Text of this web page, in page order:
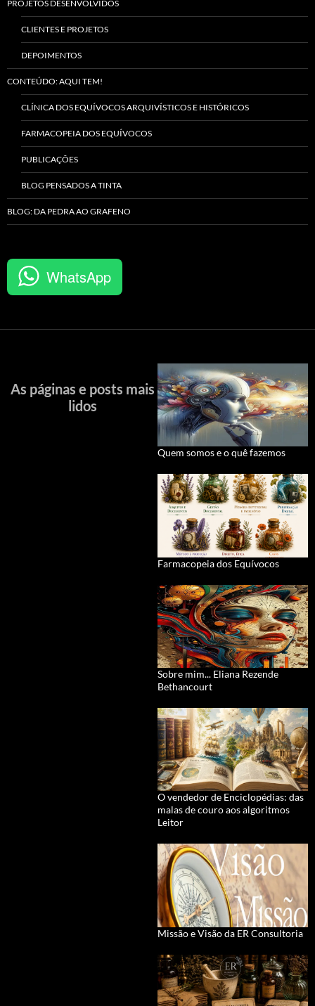
PROJETOS DESENVOLVIDOS
CLIENTES E PROJETOS
DEPOIMENTOS
CONTEÚDO: AQUI TEM!
CLÍNICA DOS EQUÍVOCOS ARQUIVÍSTICOS E HISTÓRICOS
FARMACOPEIA DOS EQUÍVOCOS
PUBLICAÇÕES
BLOG PENSADOS A TINTA
BLOG: DA PEDRA AO GRAFENO
WhatsApp
As páginas e posts mais
lidos
Quem somos e o quê fazemos
Farmacopeia dos Equívocos
Sobre mim... Eliana Rezende
Bethancourt
O vendedor de Enciclopédias: das
malas de couro aos algoritmos
Leitor
Missão e Visão da ER Consultoria